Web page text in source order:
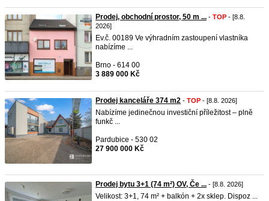
Prodej, obchodní prostor, 50 m ... - TOP - [8.8.
2026]
Ev.č. 00189 Ve výhradním zastoupení vlastníka
nabízíme ...
Brno - 614 00
3 889 000 Kč
Prodej kanceláře 374 m2 - TOP - [8.8. 2026]
Nabízíme jedinečnou investiční příležitost – plně
funkč ...
Pardubice - 530 02
27 900 000 Kč
Prodej bytu 3+1 (74 m²) OV, Če ... - [8.8. 2026]
Velikost: 3+1, 74 m² + balkón + 2x sklep. Dispoz ...